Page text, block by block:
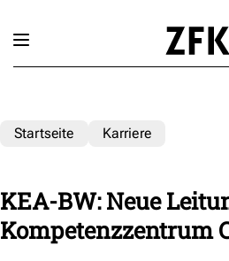
Startseite Karriere
KEA-BW: Neue
Kompetenzzentrum